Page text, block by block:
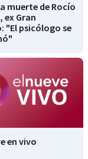
muerte de Rocío
ex Gran
"El psicólogo se
en vivo